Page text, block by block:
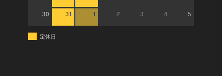
30 31 1 2 3 4 5
定休日